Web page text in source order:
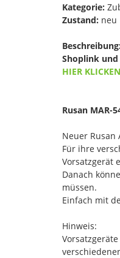
Kategorie:
Zustand: neu
Beschreibung:
Shoplink
HIER KLICKEN
Rusan MAR-
Neuer Rusan
Für ihre
Vorsatzgerät
Danach
müssen.
Einfach mit
Hinweis: